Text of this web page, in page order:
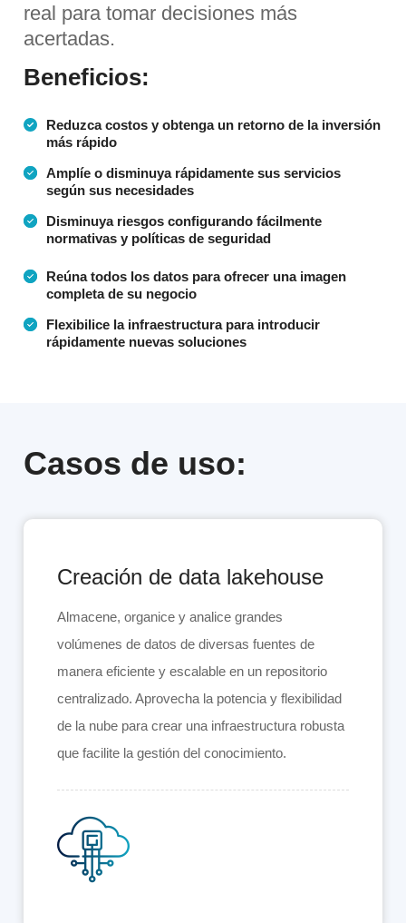
real para tomar decisiones más
acertadas.
Beneficios:
Reduzca costos y obtenga un retorno de la inversión
más rápido
Amplíe o disminuya rápidamente sus servicios
según sus necesidades
Disminuya riesgos configurando fácilmente
normativas y políticas de seguridad
Reúna todos los datos para ofrecer una imagen
completa de su negocio
Flexibilice la infraestructura para introducir
rápidamente nuevas soluciones
Casos de uso:
Creación de data lakehouse
Almacene, organice y analice grandes
volúmenes de datos de diversas fuentes de
manera eficiente y escalable en un repositorio
centralizado. Aprovecha la potencia y flexibilidad
de la nube para crear una infraestructura robusta
que facilite la gestión del conocimiento.